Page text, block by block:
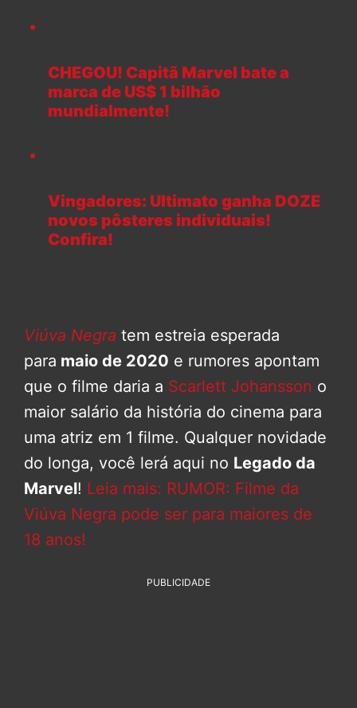
CHEGOU! Capitã Marvel bate a
marca de US$ 1 bilhão
mundialmente!
Vingadores: Ultimato ganha DOZE
novos pôsteres individuais!
Confira!
Viúva Negra tem estreia esperada
para maio de 2020 e rumores apontam
que o filme daria a Scarlett Johansson o
maior salário da história do cinema para
uma atriz em 1 filme. Qualquer novidade
do longa, você lerá aqui no Legado da
Marvel! Leia mais: RUMOR: Filme da
Viúva Negra pode ser para maiores de
18 anos!
PUBLICIDADE